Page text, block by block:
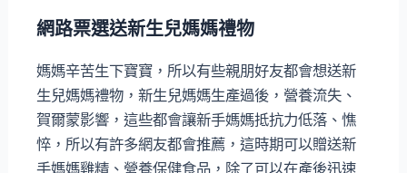
網路票選送新生兒媽媽禮物
媽媽辛苦生下寶寶，所以有些親朋好友都會想送新
生兒媽媽禮物，新生兒媽媽生產過後，營養流失、
賀爾蒙影響，這些都會讓新手媽媽抵抗力低落、憔
悴，所以有許多網友都會推薦，這時期可以贈送新
手媽媽雞精、營養保健食品，除了可以在產後迅速